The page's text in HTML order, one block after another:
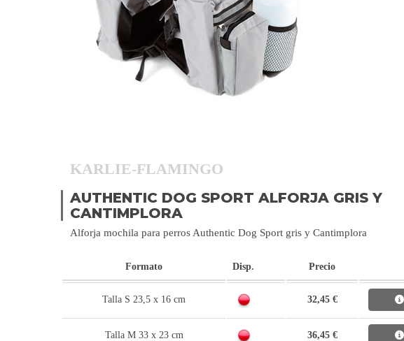
KARLIE-FLAMINGO
AUTHENTIC DOG SPORT ALFORJA GRIS Y
CANTIMPLORA
Alforja mochila para perros Authentic Dog Sport gris y Cantimplora
Formato Disp. Precio
Talla S 23,5 x 16 cm 32,45 €
Talla M 33 x 23 cm 36,45 €